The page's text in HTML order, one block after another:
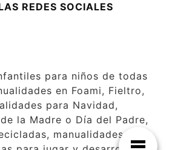
REDES SOCIALES
para niños de todas
en Foami, Fieltro,
para Navidad,
la Madre o Día del Padre,
manualidades